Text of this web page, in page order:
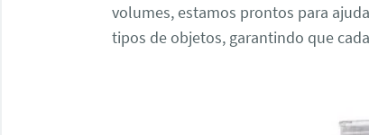
volumes, estamos prontos para
tipos de objetos, garantindo que